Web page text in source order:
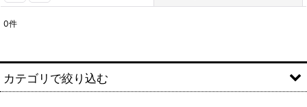
並び順
0件
カテゴリで絞り込む